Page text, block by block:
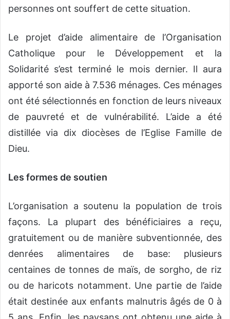
personnes ont souffert de cette situation.
Le projet d’aide alimentaire de l’Organisation
Catholique pour le Développement et la
Solidarité s’est terminé le mois dernier. Il aura
apporté son aide à 7.536 ménages. Ces ménages
ont été sélectionnés en fonction de leurs niveaux
de pauvreté et de vulnérabilité. L’aide a été
distillée via dix diocèses de l’Eglise Famille de
Dieu.
Les formes de soutien
L’organisation a soutenu la population de trois
façons. La plupart des bénéficiaires a reçu,
gratuitement ou de manière subventionnée, des
denrées alimentaires de base: plusieurs
centaines de tonnes de maïs, de sorgho, de riz
ou de haricots notamment. Une partie de l’aide
était destinée aux enfants malnutris âgés de 0 à